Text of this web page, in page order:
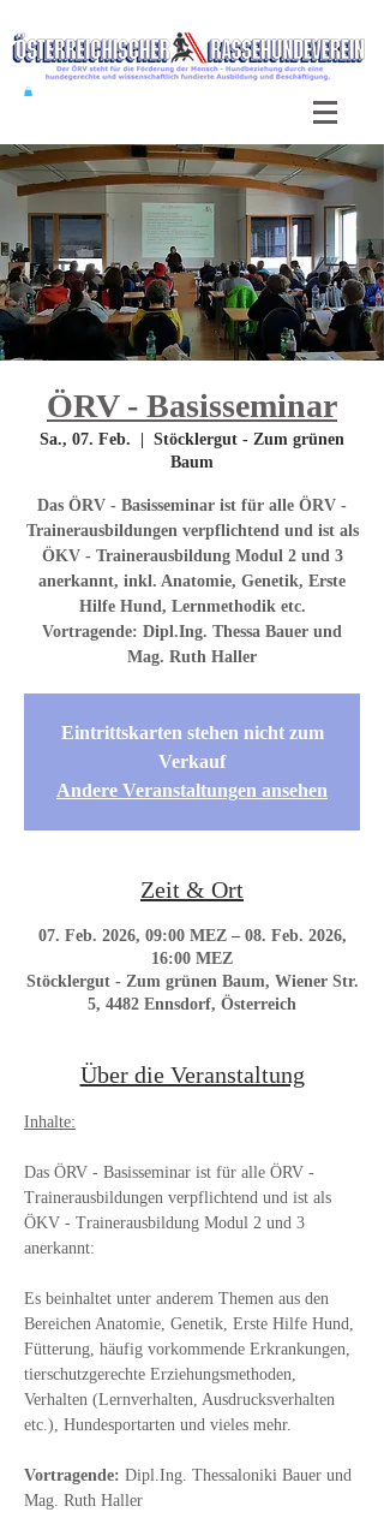
ÖRV - Basisseminar
Sa., 07. Feb.
Stöcklergut - Zum grünen
Baum
Das ÖRV - Basisseminar ist für alle ÖRV -
Trainerausbildungen verpflichtend und ist als
ÖKV - Trainerausbildung Modul 2 und 3
anerkannt, inkl. Anatomie, Genetik, Erste
Hilfe Hund, Lernmethodik etc.
Vortragende: Dipl.Ing. Thessa Bauer und
Eintrittskarten stehen nicht zum
Verkauf
Andere Veranstaltungen ansehen
Zeit & Ort
07. Feb. 2026, 09:00 MEZ – 08. Feb. 2026,
16:00 MEZ
Stöcklergut - Zum grünen Baum, Wiener Str.
5, 4482 Ennsdorf, Österreich
Über die Veranstaltung
Inhalte:
Das ÖRV - Basisseminar ist für alle ÖRV -
Trainerausbildungen verpflichtend und ist als
ÖKV - Trainerausbildung Modul 2 und 3
anerkannt:
Es beinhaltet unter anderem Themen aus den
Bereichen Anatomie, Genetik, Erste Hilfe Hund,
Fütterung, häufig vorkommende Erkrankungen,
tierschutzgerechte Erziehungsmethoden,
Verhalten (Lernverhalten, Ausdrucksverhalten
etc.), Hundesportarten und vieles mehr.
Vortragende: Dipl.Ing. Thessaloniki Bauer und
Mag. Ruth Haller